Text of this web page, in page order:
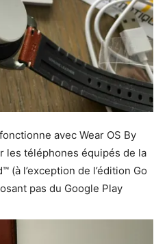
avec Wear OS By
les téléphones équipés de la
(à l’exception de l’édition Go
pas du Google Play